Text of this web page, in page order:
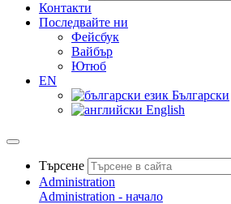
Контакти
Последвайте ни
Фейсбук
Вайбър
Ютюб
EN
Български
English
Търсене
Administration
Administration - начало